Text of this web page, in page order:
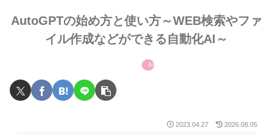
AutoGPTの始め方と使い方～WEB検索やファ
イル作成などができる自動化AI～
AIエージェント
2023.04.27 2026.08.05